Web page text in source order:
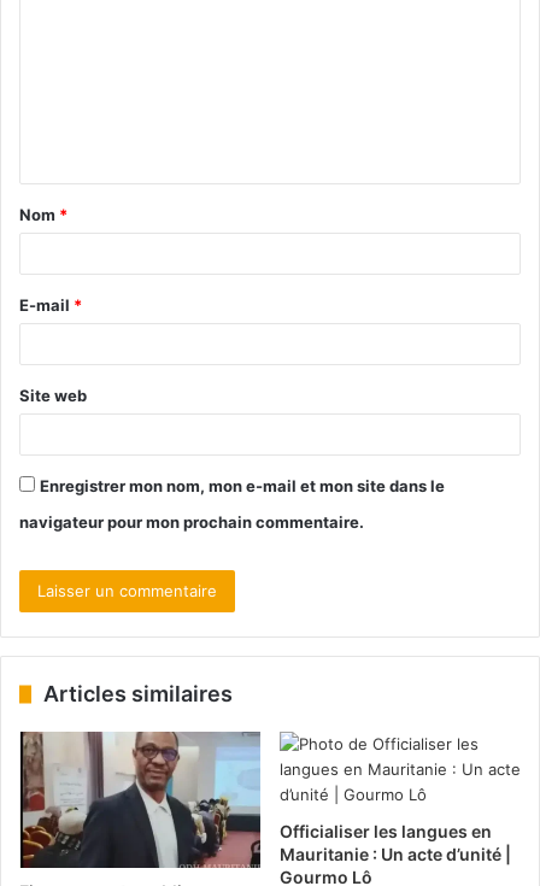
Nom *
E-mail *
Site web
Enregistrer mon nom, mon e-mail et mon site dans le
navigateur pour mon prochain commentaire.
Articles similaires
Officialiser les langues en
Mauritanie : Un acte d’unité |
Gourmo Lô